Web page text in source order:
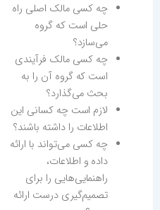
چه کسی مالک اصلی راه
حلی است که گروه
می‌سازد؟
چه کسی مالک فرآیندی
است که گروه آن را به
بحث می‌گذارد؟
لازم است چه کسانی این
اطلاعات را داشته باشند؟
چه کسی می‌تواند با ارائه
داده و اطلاعات،
راهنمایی‌هایی را برای
تصمیم‌گیری درست ارائه